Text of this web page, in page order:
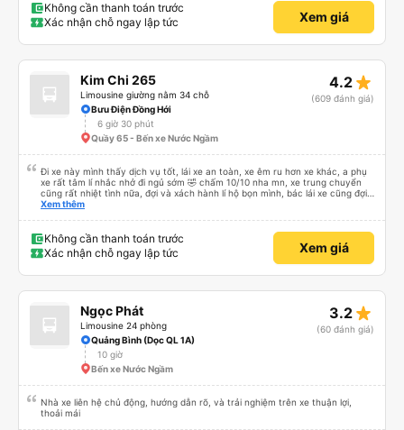
Không cần thanh toán trước
Xác nhận chỗ ngay lập tức
Xem giá
Kim Chi 265
Limousine giường nằm 34 chỗ
4.2 star_rate
(609 đánh giá)
Bưu Điện Đồng Hới
6 giờ 30 phút
Quầy 65 - Bến xe Nước Ngầm
Đi xe này mình thấy dịch vụ tốt, lái xe an toàn, xe êm ru hơn xe khác, a phụ
xe rất tâm lí nhắc nhở đi ngủ sớm 🤣 chấm 10/10 nha mn, xe trung chuyển
cũng rất nhiệt tình nữa, đợi và xách hành lí hộ bọn mình, bác lái xe cũng đợi
mn đi vệ sinh xong mới đi chứ ko vội vàng mắng khách như xe khác, nên đi
thấy thế
Xem thêm
Không cần thanh toán trước
Xác nhận chỗ ngay lập tức
Xem giá
Ngọc Phát
Limousine 24 phòng
3.2 star_rate
(60 đánh giá)
Quảng Bình (Dọc QL 1A)
10 giờ
Bến xe Nước Ngầm
Nhà xe liên hệ chủ động, hướng dẫn rõ, và trải nghiệm trên xe thuận lợi,
thoải mái